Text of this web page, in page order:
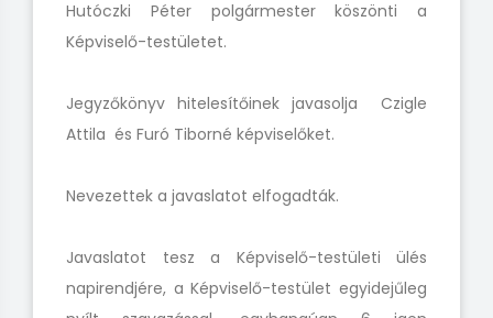
Hutóczki Péter polgármester köszönti a
Képviselő-testületet.
Jegyzőkönyv hitelesítőinek javasolja Czigle
Attila és Furó Tiborné képviselőket.
Nevezettek a javaslatot elfogadták.
Javaslatot tesz a Képviselő-testületi ülés
napirendjére, a Képviselő-testület egyidejűleg